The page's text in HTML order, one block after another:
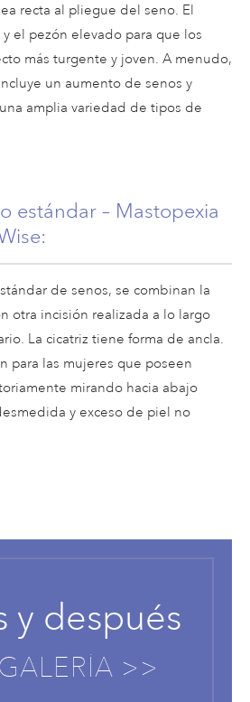
recta al pliegue del seno. El
el pezón elevado para que los
más turgente y joven. A menudo,
un aumento de senos y
amplia variedad de tipos de
estándar – Mastopexia
de senos, se combinan la
otra incisión realizada a lo largo
La cicatriz tiene forma de ancla.
para las mujeres que poseen
mirando hacia abajo
y exceso de piel no
y después
>>